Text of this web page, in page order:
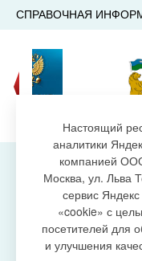
СПРАВОЧНАЯ
создание сайта
район,
Настоящий
аналитики
компанией
Москва, ул. Льва
сервис
«cookie» с
посетителей для
и улучшения